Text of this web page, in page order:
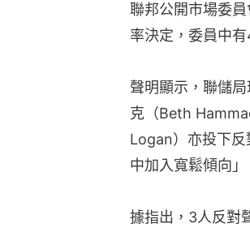
聯邦公開市場委
率決定，委員中
聲明顯示，聯儲
克（Beth
Logan）亦投下反
中加入寬鬆傾向
據指出，3人反對